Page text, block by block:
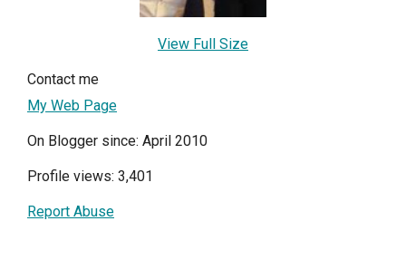
View Full Size
Contact me
My Web Page
On Blogger since: April 2010
Profile views: 3,401
Report Abuse